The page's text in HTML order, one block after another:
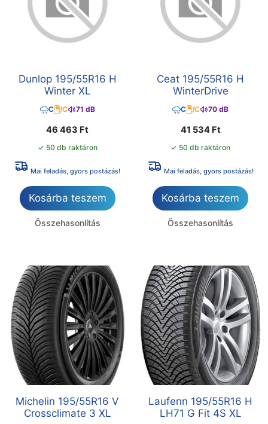
Dunlop 195/55R16 H
Winter XL
C C 71 dB
46 463 Ft
✓ 50 db raktáron
Mai feladás, gyors postázás!
Kosárba teszem
Összehasonlítás
Ceat 195/55R16 H
WinterDrive
C C 70 dB
41 534 Ft
✓ 50 db raktáron
Mai feladás, gyors postázás!
Kosárba teszem
Összehasonlítás
Michelin 195/55R16 V
Crossclimate 3 XL
Laufenn 195/55R16 H
LH71 G Fit 4S XL